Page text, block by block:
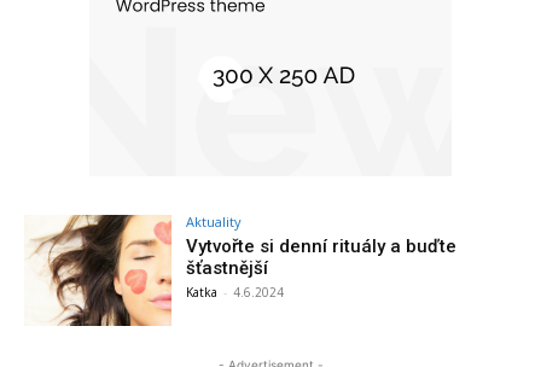
Aktuality
Vytvořte si denní rituály a buďte
šťastnější
Katka - 4.6.2024